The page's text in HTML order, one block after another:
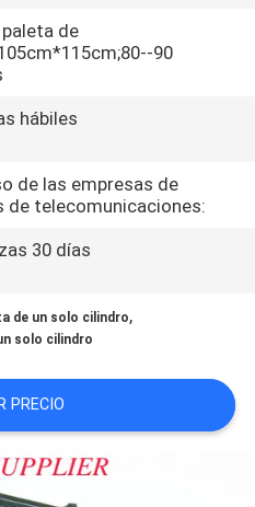
de
90
hábiles
de las empresas de
de telecomunicaciones:
30 días
de un solo cilindro,
solo cilindro
PRECIO